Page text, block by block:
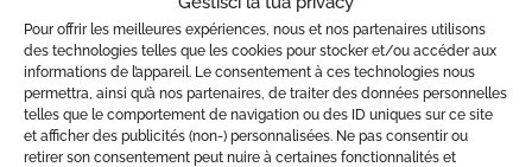
Pour offrir les meilleures expériences, nous et nos partenaires utilisons
des technologies telles que les cookies pour stocker et/ou accéder aux
informations de l’appareil. Le consentement à ces technologies nous
permettra, ainsi qu’à nos partenaires, de traiter des données personnelles
telles que le comportement de navigation ou des ID uniques sur ce site
et afficher des publicités (non-) personnalisées. Ne pas consentir ou
retirer son consentement peut nuire à certaines fonctionnalités et
CAPELLI
REUZEL-CONCRETE 35G
€18.00
CAPELLI
REUZEL-CONCRETE HOLD
MATTE POMADE-95 GR
€28.00